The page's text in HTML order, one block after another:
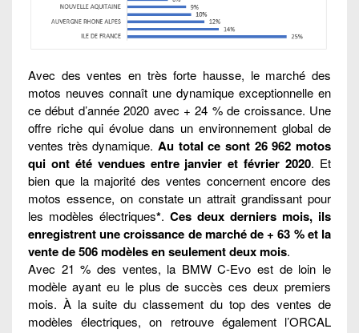
Avec des ventes en très forte hausse, le marché des
motos neuves connaît une dynamique exceptionnelle en
ce début d’année 2020 avec + 24 % de croissance. Une
offre riche qui évolue dans un environnement global de
ventes très dynamique. Au total ce sont 26 962 motos
qui ont été vendues entre janvier et février 2020. Et
bien que la majorité des ventes concernent encore des
motos essence, on constate un attrait grandissant pour
les modèles électriques*. Ces deux derniers mois, ils
enregistrent une croissance de marché de + 63 % et la
vente de 506 modèles en seulement deux mois.
Avec 21 % des ventes, la BMW C-Evo est de loin le
modèle ayant eu le plus de succès ces deux premiers
mois. À la suite du classement du top des ventes de
modèles électriques, on retrouve également l’ORCAL